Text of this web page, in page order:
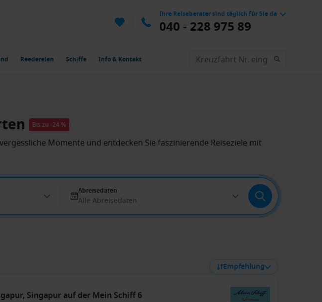
Ihre Reiseberater sind täglich für Sie da
040 - 228 975 89
Reedereien Schiffe Info & Kontakt
Bis zu -24 %
Momente und entdecken Sie faszinierende Reiseziele mit
Abreisedaten
Alle Abreisedaten
Empfehlung
Singapur auf der Mein Schiff 6